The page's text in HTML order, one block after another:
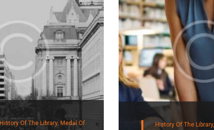
History Of The Library, Medal Of
History Of The Library,